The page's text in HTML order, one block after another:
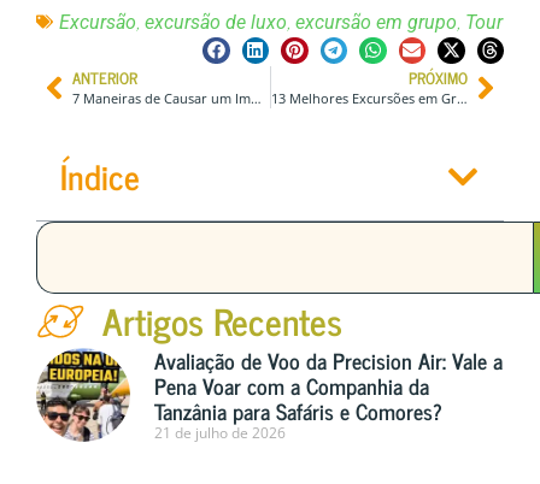
Excursão, excursão de luxo, excursão em grupo, Tour
ANTERIOR
7 Maneiras de Causar um Impacto Positivo ao Explorar o Mundo
PRÓXIMO
13 Melhores Excursões em Grupo p/ Explorar a China (Preços e Itinerários)
Índice
Artigos Recentes
Avaliação de Voo da Precision Air: Vale a
Pena Voar com a Companhia da
Tanzânia para Safáris e Comores?
21 de julho de 2026